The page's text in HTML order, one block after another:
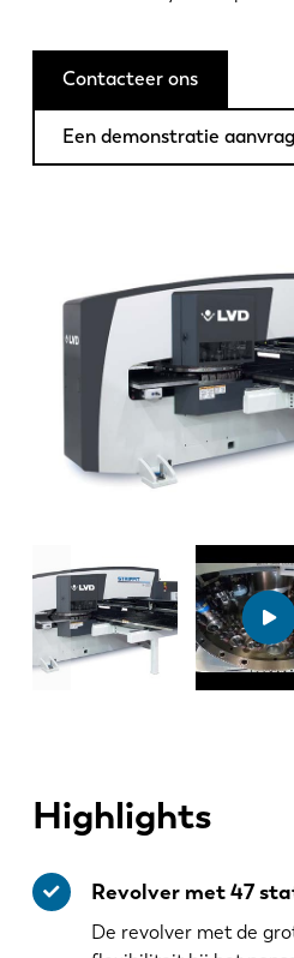
Contacteer ons
Een demonstratie
Highlights
Revolver met 47
De revolver met de
Sectoren en oplossingen
Jobs
Contacteer ons